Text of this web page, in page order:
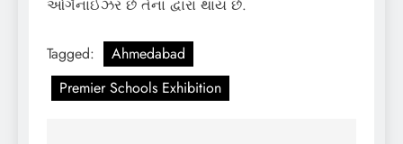
ઓર્ગેનાઈઝર છે તેના દ્વારા થાય છે.
Tagged:
Ahmedabad
Premier Schools Exhibition